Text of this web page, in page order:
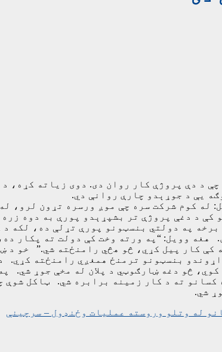
د دې پروژې کار روان دی. دوی زیاته کړه،
یې د جوړېدو چارې روانې دي.
له کوم شرکت سره چې موږ ورسره تړون لرو،
د دغې پروژې تر بشپړېدو پورې به دوه
په دولتي بنسټونو پورې تړلې ده، لکه
هغه وويل: “په ورته وخت کې دولت ته پکار
کار پيل کړي، څو هڅي رامنځته شي.” خو د
بنسټونو ترمنځ همغږي رامنځته
څو دغه ښارګوټي د پلان له مخې جوړ شي.
ته د کار زمینه برابره شي. ټاکل
له وتلو وروسته عملیات وځنډول – سرچینې